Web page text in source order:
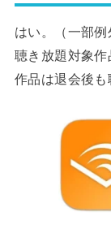
はい。（一部例
聴き放題対象
作品は退会後も